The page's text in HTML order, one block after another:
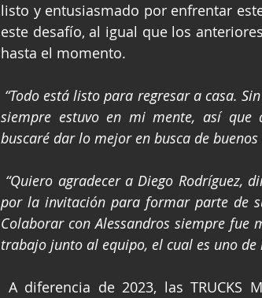
listo y entusiasmado por enfrentar
este desafío, al igual que los
hasta el momento.
“Todo está listo para regresar a casa.
siempre estuvo en mi mente, así que
buscaré dar lo mejor en busca de buenos
“Quiero agradecer a Diego Rodríguez,
por la invitación para formar parte de
Colaborar con Alessandros siempre
trabajo junto al equipo, el cual es uno